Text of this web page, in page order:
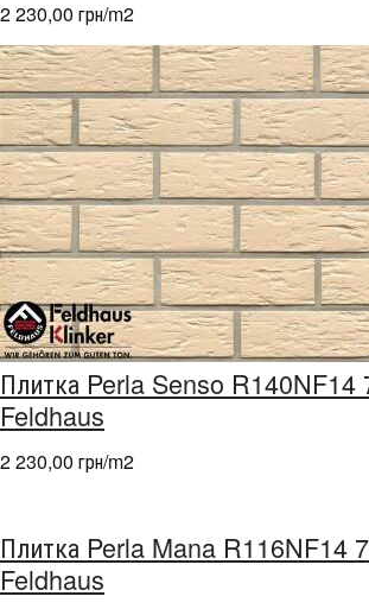
2 230,00 грн/m2
Плитка Perla Senso
Feldhaus
2 230,00 грн/m2
Плитка Perla Mana R116NF14
Feldhaus